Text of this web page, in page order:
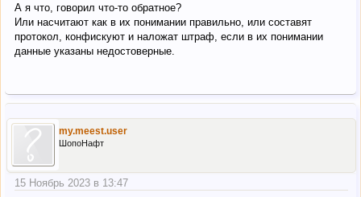
А я что, говорил что-то обратное?
Или насчитают как в их понимании правильно, или составят
протокол, конфискуют и наложат штраф, если в их понимании
данные указаны недостоверные.
my.meest.user
ШопоНафт
15 Ноябрь 2023 в 13:47